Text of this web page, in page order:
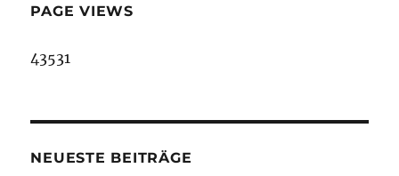
PAGE VIEWS
43531
NEUESTE BEITRÄGE